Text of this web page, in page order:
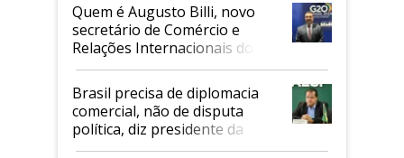
Quem é Augusto Billi, novo
secretário de Comércio e
Relações Internacionais do
Mapa
Brasil precisa de diplomacia
comercial, não de disputa
política, diz presidente da
Faesp